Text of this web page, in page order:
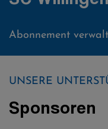
Abonnement
UNSERE
Sponsoren